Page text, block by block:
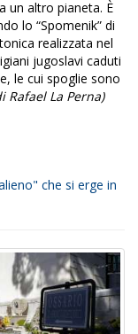
un altro pianeta. È
lo “Spomenik” di
realizzata nel
jugoslavi caduti
le cui spoglie sono
Rafael La Perna)
che si erge in